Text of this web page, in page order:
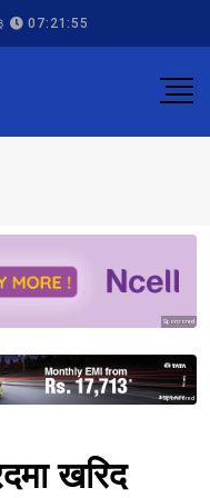
07:21:55
Sponsored
Sponsored
खरिद